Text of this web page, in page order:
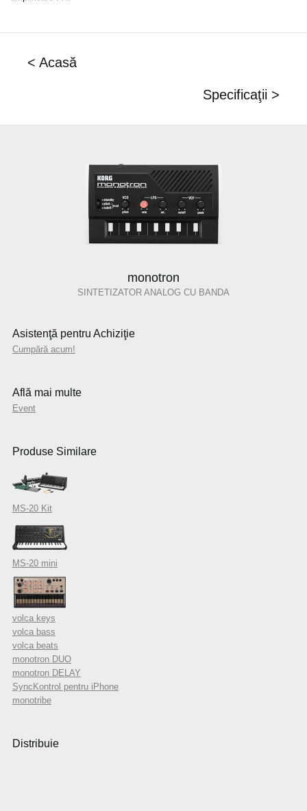
< Acasă
Specificaţii >
monotron
SINTETIZATOR ANALOG CU BANDA
Asistenţă pentru Achiziţie
Cumpără acum!
Află mai multe
Event
Produse Similare
MS-20 Kit
MS-20 mini
volca keys
volca bass
volca beats
monotron DUO
monotron DELAY
SyncKontrol pentru iPhone
monotribe
Distribuie